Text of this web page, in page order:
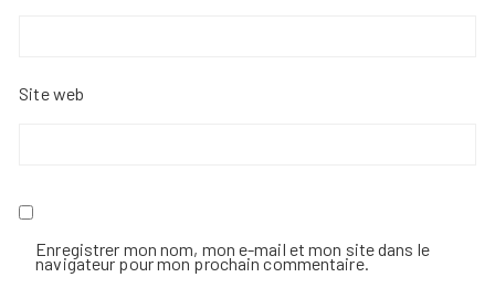
Site web
Enregistrer mon nom, mon e-mail et mon site dans le
navigateur pour mon prochain commentaire.